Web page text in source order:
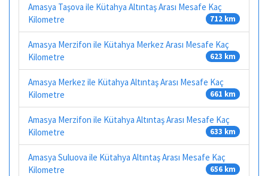
Amasya Taşova ile Kütahya Altıntaş Arası Mesafe Kaç
Kilometre
712 km
Amasya Merzifon ile Kütahya Merkez Arası Mesafe Kaç
Kilometre
623 km
Amasya Merkez ile Kütahya Altıntaş Arası Mesafe Kaç
Kilometre
661 km
Amasya Merzifon ile Kütahya Altıntaş Arası Mesafe Kaç
Kilometre
633 km
Amasya Suluova ile Kütahya Altıntaş Arası Mesafe Kaç
Kilometre
656 km